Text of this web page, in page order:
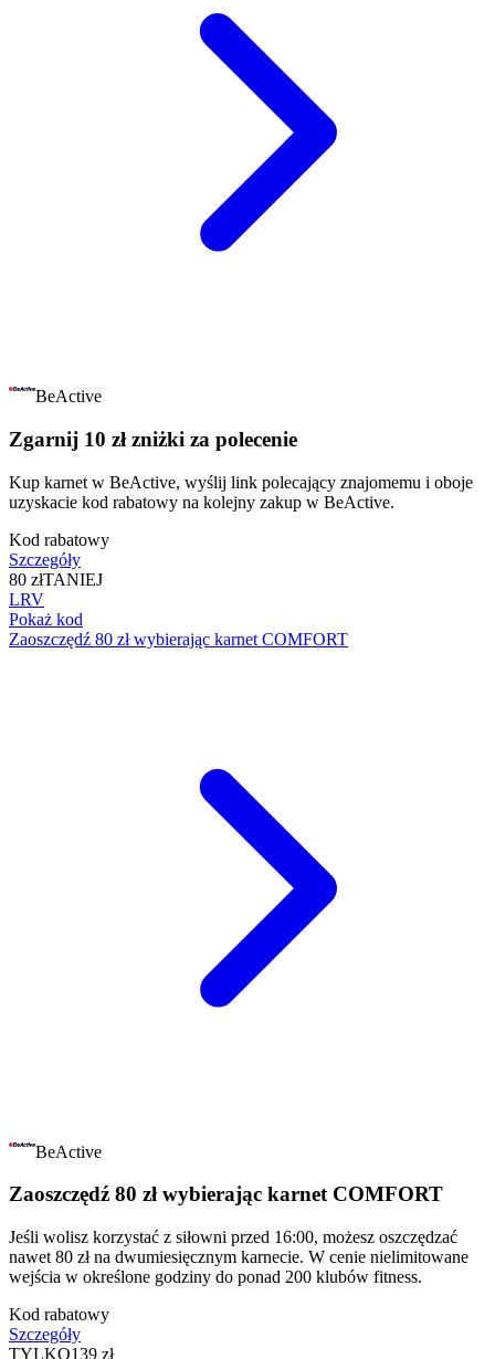
BeActive
Zgarnij 10 zł zniżki za polecenie
Kup karnet w BeActive, wyślij link polecający znajomemu i oboje
uzyskacie kod rabatowy na kolejny zakup w BeActive.
Kod rabatowy
Szczegóły
80 złTANIEJ
LRV
Pokaż kod
Zaoszczędź 80 zł wybierając karnet COMFORT
BeActive
Zaoszczędź 80 zł wybierając karnet COMFORT
Jeśli wolisz korzystać z siłowni przed 16:00, możesz oszczędzać
nawet 80 zł na dwumiesięcznym karnecie. W cenie nielimitowane
wejścia w określone godziny do ponad 200 klubów fitness.
Kod rabatowy
Szczegóły
TYLKO139 zł